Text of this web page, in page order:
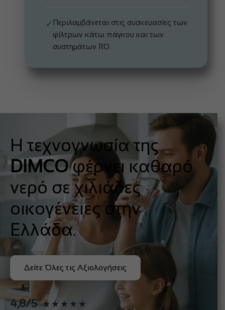
✓ Περιλαμβάνεται στις συσκευασίες των
φίλτρων κάτω πάγκου και των
συστημάτων RO
Η τεχνογνωσία της
DIMCOφέρνει καθαρό
νερό σε χιλιάδες
οικογένειες στην
Ελλάδα.
Δείτε Όλες τις Αξιολογήσεις
4,8/5 ★★★★★